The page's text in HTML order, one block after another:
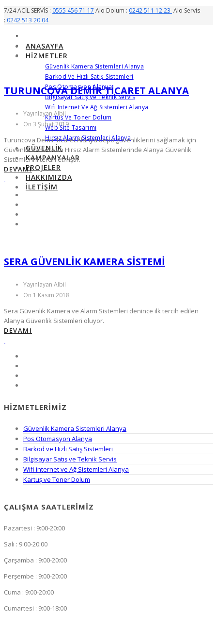
7/24 ACİL SERVİS : 0555 456 71 17 Alo Dolum : 0242 511 12 23 Alo Servis
: 0242 513 20 04
ANASAYFA
HIZMETLER
Güvenlik Kamera Sistemleri Alanya
Barkod Ve Hızlı Satış Sistemleri
Pos Otomasyon Alanya
Bilgisayar Satış Ve Teknik Servis
Wifi Internet Ve Ağ Sistemleri Alanya
Kartuş Ve Toner Dolum
Web Site Tasarımı
Hırsız Alarm Sistemleri Alanya
GÜVENLIK
KAMPANYALAR
PROJELER
HAKKIMIZDA
İLETIŞIM
TURUNCOVA DEMIR TICARET ALANYA
Yayınlayan Albil
On 3 Şubat 2019
Turuncova Demir Ticaret Alanya depo güvenliklerini sağlamak için
Güvenlik Kamera ve Hırsız Alarm Sistemlerinde Alanya Güvenlik
Sistemlerini tercih etmiştir.
DEVAMI
SERA GÜVENLIK KAMERA SISTEMI
Yayınlayan Albil
On 1 Kasım 2018
Sera Güvenlik Kamera ve Alarm Sistemleri denince ilk tercih edilen
Alanya Güvenlik Sistemleri oluyor.
DEVAMI
HIZMETLERIMIZ
Güvenlik Kamera Sistemleri Alanya
Pos Otomasyon Alanya
Barkod ve Hızlı Satış Sistemleri
Bilgisayar Satış ve Teknik Servis
Wifi internet ve Ağ Sistemleri Alanya
Kartuş ve Toner Dolum
ÇALIŞMA SAATLERIMIZ
Pazartesi : 9:00-20:00
Salı : 9:00-20:00
Çarşamba : 9:00-20:00
Perşembe : 9:00-20:00
Cuma : 9:00-20:00
Cumartesi : 9:00-18:00